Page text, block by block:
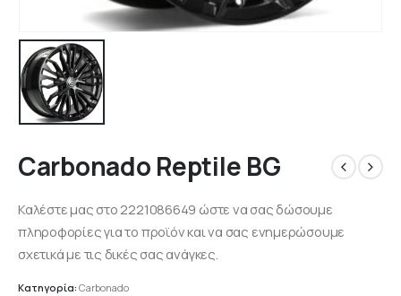
Carbonado Reptile BG
Καλέστε μας στο 2221086649 ώστε να σας δώσουμε
πληροφορίες για το προϊόν και να σας ενημερώσουμε
σχετικά με τις δικές σας ανάγκες.
Κατηγορία: Carbonado